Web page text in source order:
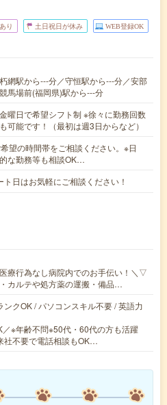
り 土日祝日が休み WEB登録OK
網駅から---分／守恒駅から---分／安部
馬場前(福岡県)駅から---分
曜日で希望シフト制 ※徐々に勤務回数
可能です！（最初は週3日からなど）
望の時間帯をご相談ください。※日
な勤務等も相談OK…
日はお気軽にご相談ください！
療行為なし病院内でのお手伝い！＼▽
カルテや処方薬の運搬・備品…
ンクOK / パソコンスキル不要 / 英語力
／※年齢不問※50代・60代の方も活躍
社不要で電話相談もOK…